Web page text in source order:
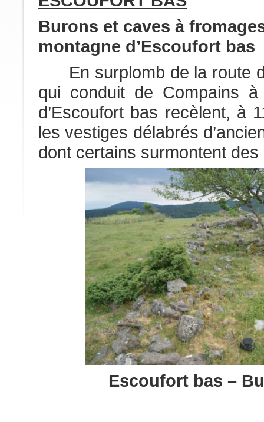
Burons et caves à
montagne d’Escoufort bas
En surplomb de la route
qui conduit de Compains
d’Escoufort bas recèlent, à
les vestiges délabrés
dont certains surmontent
Escoufort bas –